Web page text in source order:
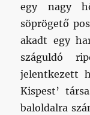
egy nagy
söprögető
akadt egy
száguldó
jelentkezett
Kispest’
baloldalra